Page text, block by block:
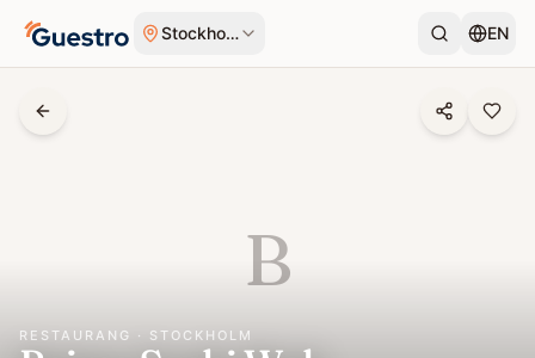
Stockholm EN
B
RESTAURANG · STOCKHOLM